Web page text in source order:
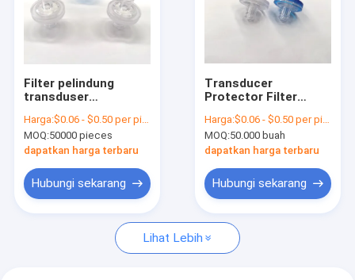
Filter pelindung
transduser
ventilasi udara di
dalam perangkat
medis
Harga:$0.06 - $0.50 per piece
MOQ:50000 pieces
dapatkan harga terbaru
Hubungi sekarang
Transducer
Protector Filter
Sistem Pernafasan
Cannula Pernafasan
sirkuit Sterilisasi
Harga:$0.06 - $0.50 per piece
MOQ:50.000 buah
dapatkan harga terbaru
Hubungi sekarang
Lihat Lebih